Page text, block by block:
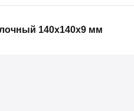
140х140х9 мм